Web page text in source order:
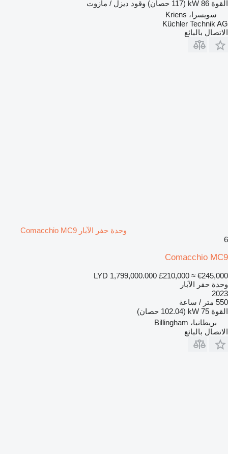
القوة 86 kW (117 حصان) وقود ديزل / مازوت
سويسرا، Kriens
Küchler Technik AG
الاتصال بالبائع
وحدة حفر الآبار Comacchio MC9
6
Comacchio MC9
LYD 1,799,000.000 £210,000 ≈ €245,000
وحدة حفر الآبار
2023
550 متر / ساعة
القوة 75 kW (102.04 حصان)
بريطانيا، Billingham
الاتصال بالبائع